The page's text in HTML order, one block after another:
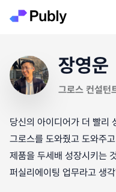
장영운
그로스 컨설턴
당신의 아이디어가 더 빨리
그로스를 도와줬고 도와주
제품을 두세배 성장시키는
퍼실리에이팅 업무라고 생